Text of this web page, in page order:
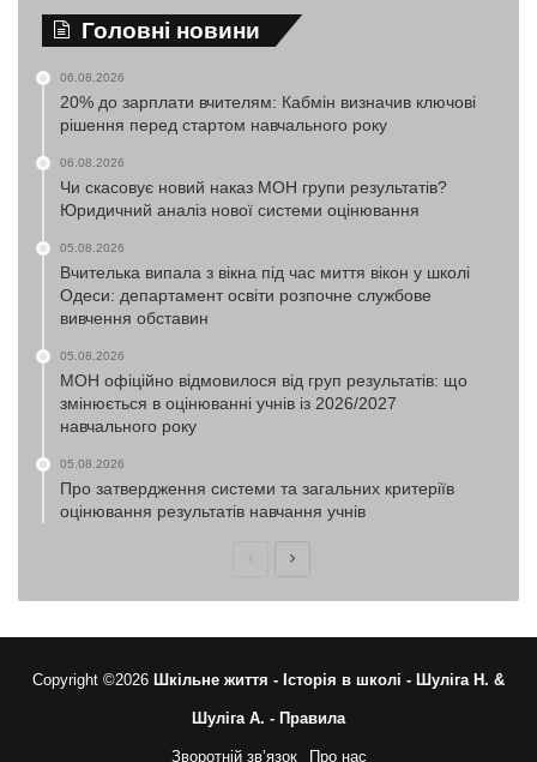
Головні новини
06.08.2026
20% до зарплати вчителям: Кабмін визначив ключові
рішення перед стартом навчального року
06.08.2026
Чи скасовує новий наказ МОН групи результатів?
Юридичний аналіз нової системи оцінювання
05.08.2026
Вчителька випала з вікна під час миття вікон у школі
Одеси: департамент освіти розпочне службове
вивчення обставин
05.08.2026
МОН офіційно відмовилося від груп результатів: що
змінюється в оцінюванні учнів із 2026/2027
навчального року
05.08.2026
Про затвердження системи та загальних критеріїв
оцінювання результатів навчання учнів
ПопередняНаступна
Copyright ©2026 Шкільне життя - Історія в школі - Шуліга Н. &
Шуліга А. - Правила
Зворотній зв’язок Про нас